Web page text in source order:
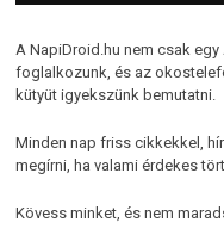
A NapiDroid.hu nem csak
foglalkozunk, és az
kütyüt igyekszünk bemutatni.
Minden nap friss cikkekkel,
megírni, ha valami érdekes
Kövess minket, és nem